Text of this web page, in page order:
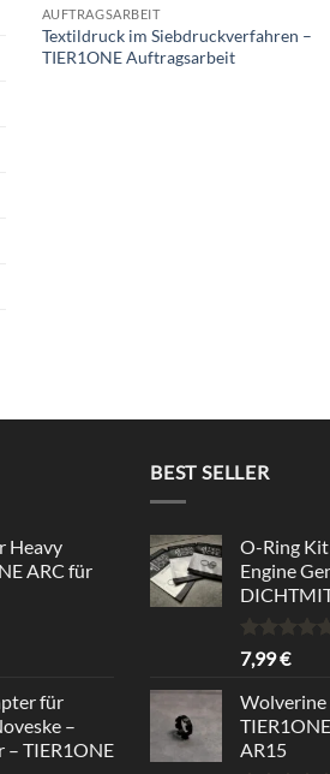
AUFTRAGSARBEIT
Textildruck im Siebdruckverfahren –
TIER1ONE Auftragsarbeit
Heavy
ARC für
für
–
– TIER1ONE
BEST SELLER
O-Ring
Engine
Rated
out of 5
7,99€
Wolverine
AR15